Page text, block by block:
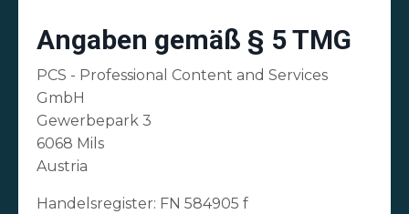
Angaben gemäß § 5 TMG
PCS - Professional Content and Services
GmbH
Gewerbepark 3
6068 Mils
Austria
Handelsregister: FN 584905 f